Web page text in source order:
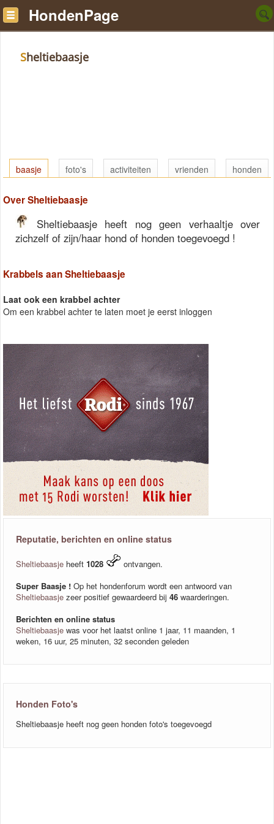
HondenPage
Sheltiebaasje
baasje foto's activiteiten vrienden honden
Over Sheltiebaasje
Sheltiebaasje heeft nog geen verhaaltje over
zichzelf of zijn/haar hond of honden toegevoegd !
Krabbels aan Sheltiebaasje
Laat ook een krabbel achter
Om een krabbel achter te laten moet je eerst inloggen
Reputatie, berichten en online status
Sheltiebaasje heeft 1028
ontvangen.
Super Baasje ! Op het hondenforum wordt een antwoord van
Sheltiebaasje zeer positief gewaardeerd bij 46 waarderingen.
Berichten en online status
Sheltiebaasje was voor het laatst online 1 jaar, 11 maanden, 1
weken, 16 uur, 25 minuten, 32 seconden geleden
Honden Foto's
Sheltiebaasje heeft nog geen honden foto's toegevoegd